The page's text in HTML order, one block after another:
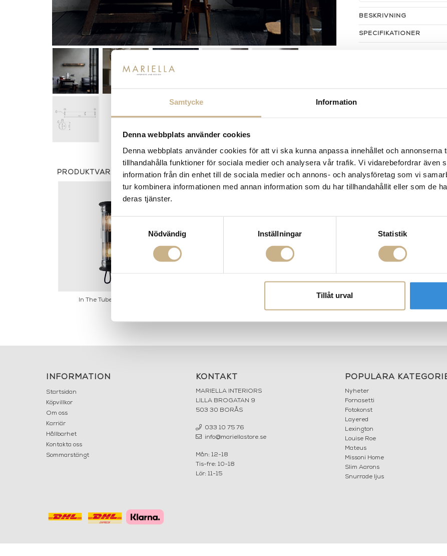
Samtycke Information
Denna webbplats använder cookies
Denna webbplats använder cookies för att vi ska kunna anpassa innehållet och annonserna
tillhandahålla funktioner för sociala medier och analysera vår trafik. Vi vidarebefordrar även
information från din enhet till de sociala medier och annons- och analysföretag som vi
tur kombinera informationen med annan information som du har tillhandahållit eller som de
deras tjänster.
Samtyckesval
Nödvändig
Inställningar Statistik
Tillåt urval
BESKRIVNING
SPECIFIKATIONER
PRODUKTVARIANTER
In The Tube Lamp - 350
INFORMATION
Startsidan
Köpvillkor
Om oss
Karriär
Hållbarhet
Kontakta oss
Sommarstängt
KONTAKT
MARIELLA INTERIORS
LILLA BROGATAN 9
503 30 BORÅS
033 10 75 76
info@mariellastore.se
Mån: 12-18
Tis-fre: 10-18
Lör: 11-15
POPULÄRA
Nyheter
Fornasetti
Fotokonst
Layered
Lexington
Louise Roe
Mateus
Missoni Home
Slim Aarons
Snurrade ljus